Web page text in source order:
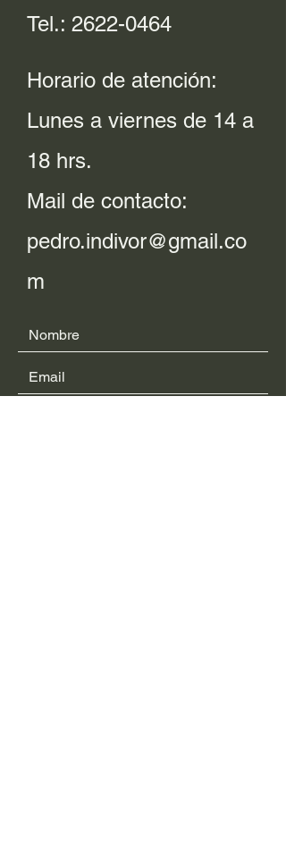
Tel.: 2622-0464
Horario de atención:
Lunes a viernes de 14 a
18 hrs.
Mail de contacto:
pedro.indivor@gmail.co
m